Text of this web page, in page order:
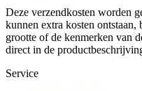
Deze verzendkosten worden
kunnen extra kosten
grootte of de kenmerken van
direct in de
Service